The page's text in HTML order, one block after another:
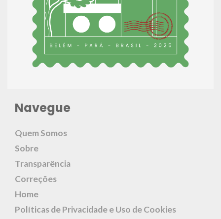
Navegue
Quem Somos
Sobre
Transparência
Correções
Home
Políticas de Privacidade e Uso de Cookies